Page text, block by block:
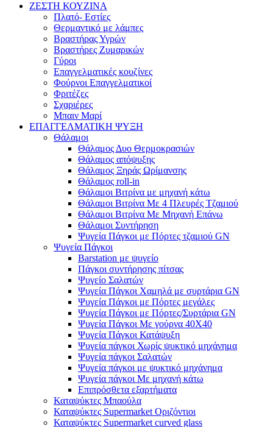
ΖΕΣΤΗ ΚΟΥΖΙΝΑ
Πλατό- Εστίες
Θερμαντικό με λάμπες
Βραστήρας Υγρών
Βραστήρες Ζυμαρικών
Γύροι
Επαγγελματικές κουζίνες
Φούρνοι Επαγγελματικοί
Φριτέζες
Σχαριέρες
Μπαιν Μαρί
ΕΠΑΓΓΕΛΜΑΤΙΚΗ ΨΥΞΗ
Θάλαμοι
Θάλαμος Δυο Θερμοκρασιών
Θάλαμος απόψυξης
Θάλαμος Ξηράς Ωρίμανσης
Θάλαμος roll-in
Θάλαμοι Βιτρίνα με μηχανή κάτω
Θάλαμοι Βιτρίνα Με 4 Πλευρές Τζαμιού
Θάλαμοι Βιτρίνα Με Μηχανή Επάνω
Θάλαμοι Συντήρηση
Ψυγεία Πάγκοι με Πόρτες τζαμιού GN
Ψυγεία Πάγκοι
Barstation με ψυγείο
Πάγκοι συντήρησης πίτσας
Ψυγείο Σαλατών
Ψυγεία Πάγκοι Χαμηλά με συρτάρια GN
Ψυγεία Πάγκοι με Πόρτες μεγάλες
Ψυγεία Πάγκοι με Πόρτες/Συρτάρια GN
Ψυγεία Πάγκοι Με γούρνα 40Χ40
Ψυγεία Πάγκοι Κατάψυξη
Ψυγεία πάγκοι Χωρίς ψυκτικό μηχάνημα
Ψυγεία πάγκοι Σαλατών
Ψυγεία πάγκοι με ψυκτικό μηχάνημα
Ψυγεία πάγκοι Με μηχανή κάτω
Επιπρόσθετα εξαρτήματα
Καταψύκτες Μπαούλα
Καταψύκτες Supermarket Οριζόντιοι
Καταψύκτες Supermarket curved glass